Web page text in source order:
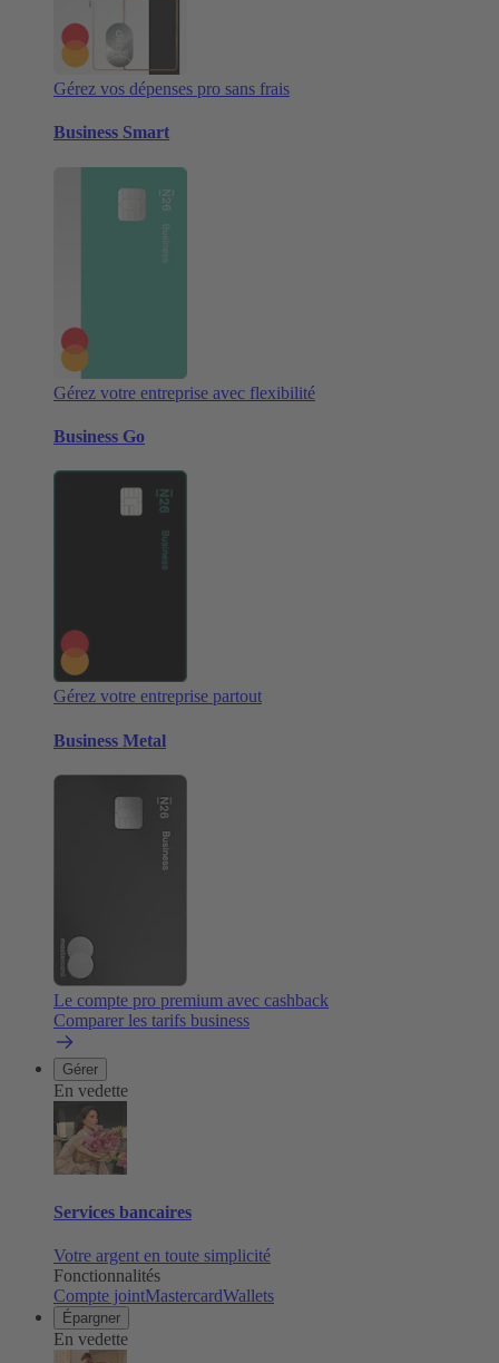
Gérez vos dépenses pro sans frais
Business Smart
Gérez votre entreprise avec flexibilité
Business Go
Gérez votre entreprise partout
Business Metal
Le compte pro premium avec cashback
Comparer les tarifs business
Gérer
En vedette
Services bancaires
Votre argent en toute simplicité
Fonctionnalités
Compte jointMastercardWallets
Épargner
En vedette